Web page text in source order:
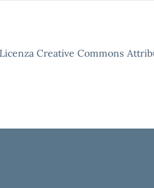
Creative Commons